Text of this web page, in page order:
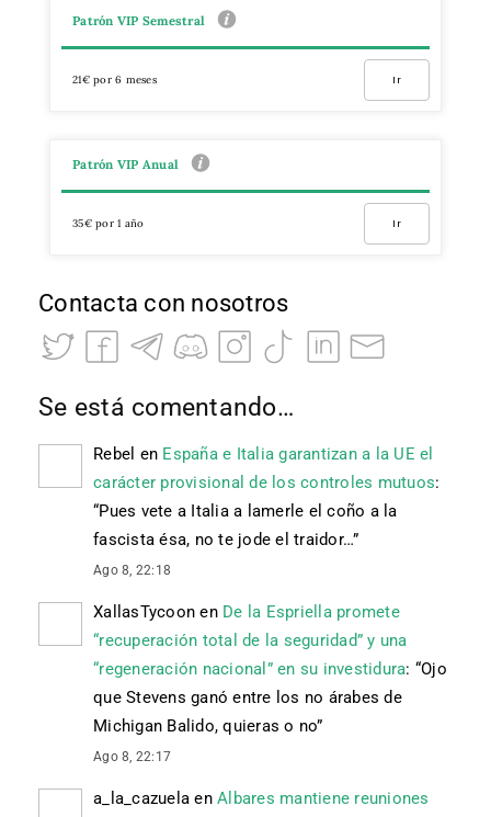
Patrón VIP Semestral
21€ por 6 meses Ir
Patrón VIP Anual
35€ por 1 año Ir
Contacta con nosotros
Se está comentando…
Rebel en España e Italia garantizan a la UE el
carácter provisional de los controles mutuos:
“Pues vete a Italia a lamerle el coño a la
fascista ésa, no te jode el traidor…”
Ago 8, 22:18
XallasTycoon en De la Espriella promete
“recuperación total de la seguridad” y una
“regeneración nacional” en su investidura: “Ojo
que Stevens ganó entre los no árabes de
Michigan Balido, quieras o no”
Ago 8, 22:17
a_la_cazuela en Albares mantiene reuniones